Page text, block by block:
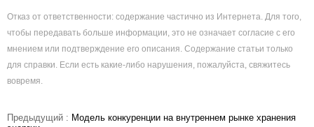
Отказ от ответственности: содержание частично из Интернета. Для того,
чтобы передавать больше информации, это не означает согласие с его
мнением или подтверждение его описания. Содержание статьи только
для справки. Если есть какие-либо нарушения, пожалуйста, свяжитесь
вовремя.
Предыдущий : Модель конкуренции на внутреннем рынке хранения